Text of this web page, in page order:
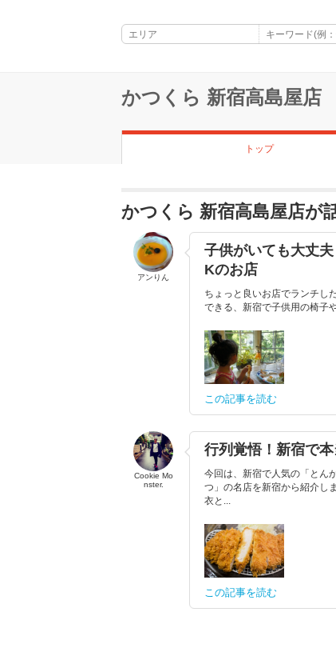
かつくら 新宿高島屋店
トップ
かつくら 新宿高島屋店が
アンりん
子供がいても大丈
Kのお店
ちょっと良いお店でランチし
できる、新宿で子供用の椅子
この記事を読む
Cookie Mo
nster.
行列覚悟！新宿で
今回は、新宿で人気の「とん
つ」の名店を新宿から紹介し
衣と...
この記事を読む